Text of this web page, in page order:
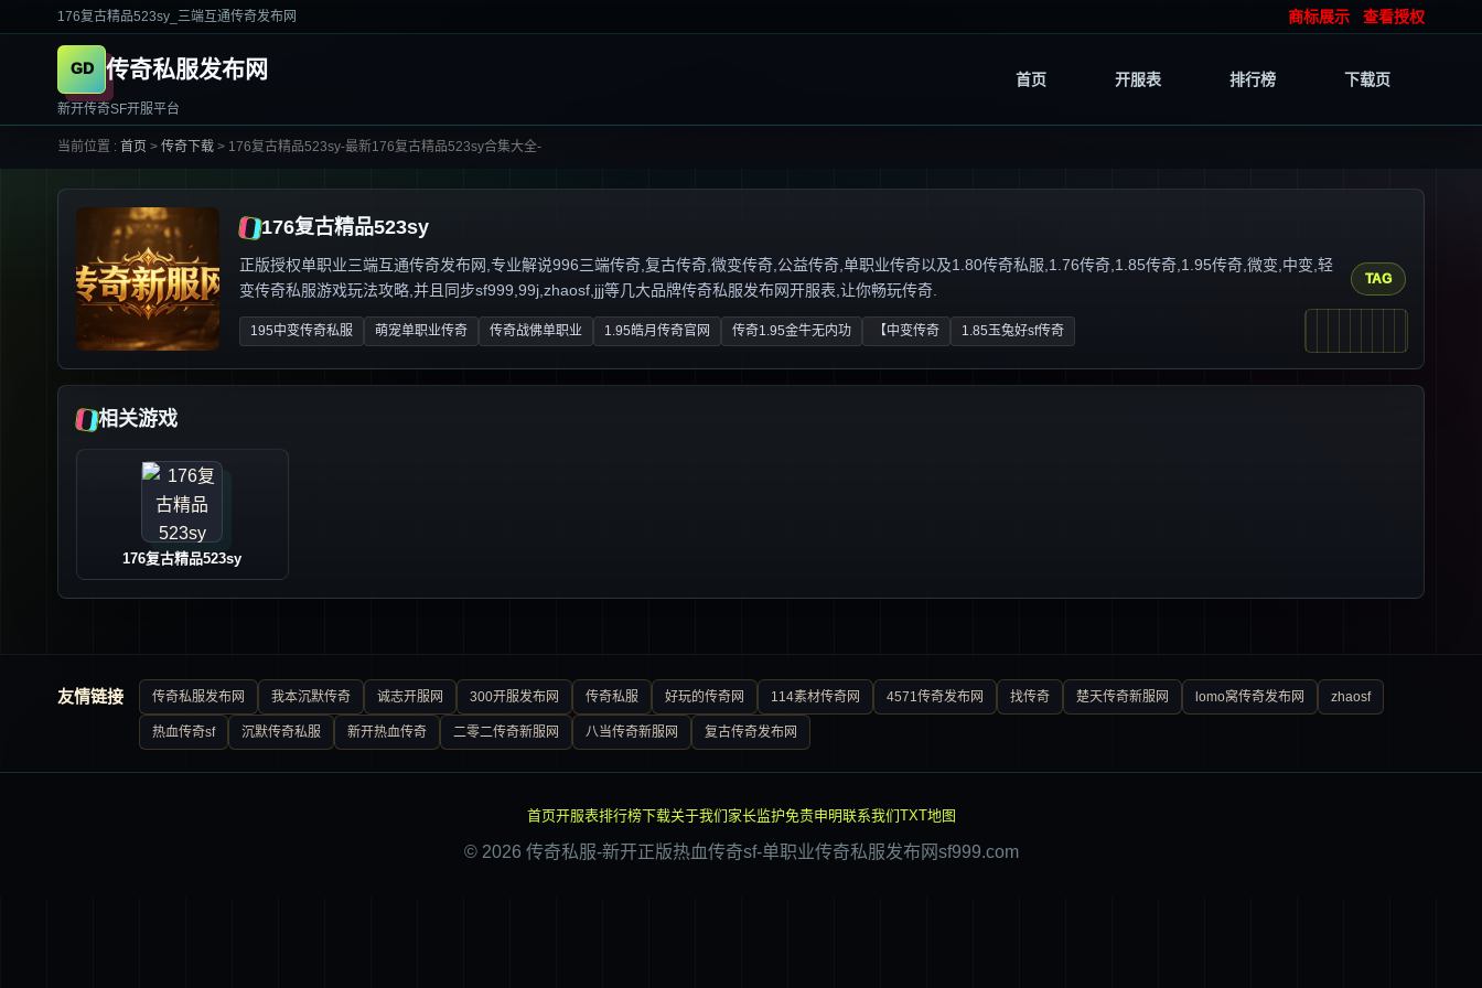
176复古精品523sy_三端互通传奇发布网 商标展示 查看授权
传奇私服发布网
新开传奇SF开服平台
首页 开服表 排行榜 下载页
当前位置 : 首页 > 传奇下载 > 176复古精品523sy-最新176复古精品523sy合集大全-
176复古精品523sy
正版授权单职业三端互通传奇发布网,专业解说996三端传奇,复古传奇,微变传奇,公益传奇,单职业传奇以及1.80传奇私服,1.76传奇,1.85传奇,1.95传奇,微变,中变,轻
变传奇私服游戏玩法攻略,并且同步sf999,99j,zhaosf,jjj等几大品牌传奇私服发布网开服表,让你畅玩传奇.
195中变传奇私服 萌宠单职业传奇 传奇战佛单职业 1.95皓月传奇官网 传奇1.95金牛无内功 【中变传奇 1.85玉兔好sf传奇
TAG
相关游戏
176复古精品523sy
友情链接 传奇私服发布网 我本沉默传奇 诚志开服网 300开服发布网 传奇私服 好玩的传奇网 114素材传奇网 4571传奇发布网 找传奇 楚天传奇新服网 lomo窝传奇发布网 zhaosf
热血传奇sf 沉默传奇私服 新开热血传奇 二零二传奇新服网 八当传奇新服网 复古传奇发布网
首页开服表排行榜下载关于我们 家长监护免责申明联系我们TXT地图
© 2026 传奇私服-新开正版热血传奇sf-单职业传奇私服发布网sf999.com